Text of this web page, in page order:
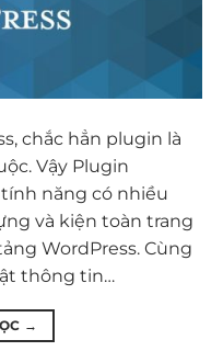
chắc hẳn plugin là
Vậy Plugin
năng có nhiều
và kiện toàn trang
WordPress. Cùng
thông tin…
→